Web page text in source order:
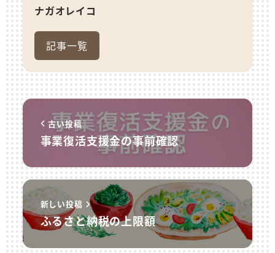
ナガオレイコ
記事一覧
古い投稿
事業復活支援金の事前確認
新しい投稿
ふるさと納税の上限額